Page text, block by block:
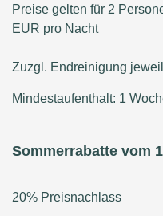
Preise gelten für 2
EUR pro Nacht
Zuzgl. Endreinigung
Mindestaufenthalt: 1
Sommerrabatte vom
20% Preisnachlass